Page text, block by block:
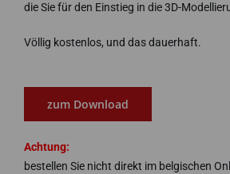
die Sie für den Einstieg in die 3D-
Völlig kostenlos, und das dauerhaft.
zum Download
Achtung:
bestellen Sie nicht direkt im belgischen